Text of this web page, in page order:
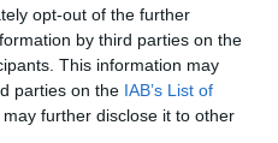
opt-out of the further
by third parties on the
This information may
parties on the IAB’s List of
may further disclose it to other